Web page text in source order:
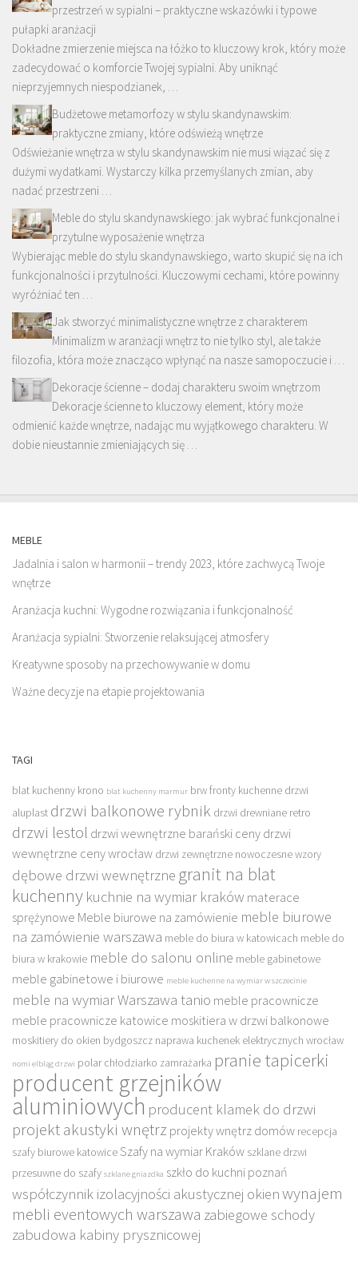
przestrzeń w sypialni – praktyczne wskazówki i typowe
pułapki aranżacji
Dokładne zmierzenie miejsca na łóżko to kluczowy krok, który może
zadecydować o komforcie Twojej sypialni. Aby uniknąć
nieprzyjemnych niespodzianek, …
Budżetowe metamorfozy w stylu skandynawskim:
praktyczne zmiany, które odświeżą wnętrze
Odświeżanie wnętrza w stylu skandynawskim nie musi wiązać się z
dużymi wydatkami. Wystarczy kilka przemyślanych zmian, aby
nadać przestrzeni …
Meble do stylu skandynawskiego: jak wybrać funkcjonalne i
przytulne wyposażenie wnętrza
Wybierając meble do stylu skandynawskiego, warto skupić się na ich
funkcjonalności i przytulności. Kluczowymi cechami, które powinny
wyróżniać ten …
Jak stworzyć minimalistyczne wnętrze z charakterem
Minimalizm w aranżacji wnętrz to nie tylko styl, ale także
filozofia, która może znacząco wpłynąć na nasze samopoczucie i …
Dekoracje ścienne – dodaj charakteru swoim wnętrzom
Dekoracje ścienne to kluczowy element, który może
odmienić każde wnętrze, nadając mu wyjątkowego charakteru. W
dobie nieustannie zmieniających się …
MEBLE
Jadalnia i salon w harmonii – trendy 2023, które zachwycą Twoje
wnętrze
Aranżacja kuchni: Wygodne rozwiązania i funkcjonalność
Aranżacja sypialni: Stworzenie relaksującej atmosfery
Kreatywne sposoby na przechowywanie w domu
Ważne decyzje na etapie projektowania
TAGI
blat kuchenny krono blat kuchenny marmur brw fronty kuchenne drzwi
aluplast drzwi balkonowe rybnik drzwi drewniane retro
drzwi lestol drzwi wewnętrzne barański ceny drzwi
wewnętrzne ceny wrocław drzwi zewnętrzne nowoczesne wzory
dębowe drzwi wewnętrzne granit na blat
kuchenny kuchnie na wymiar kraków materace
sprężynowe Meble biurowe na zamówienie meble biurowe
na zamówienie warszawa meble do biura w katowicach meble do
biura w krakowie meble do salonu online meble gabinetowe
meble gabinetowe i biurowe meble kuchenne na wymiar w szczecinie
meble na wymiar Warszawa tanio meble pracownicze
meble pracownicze katowice moskitiera w drzwi balkonowe
moskitiery do okien bydgoszcz naprawa kuchenek elektrycznych wrocław
nomi elbląg drzwi polar chłodziarko zamrażarka pranie tapicerki
producent grzejników
aluminiowych producent klamek do drzwi
projekt akustyki wnętrz projekty wnętrz domów recepcja
szafy biurowe katowiceSzafy na wymiar Kraków szklane drzwi
przesuwne do szafy szklane gniazdka szkło do kuchni poznań
współczynnik izolacyjności akustycznej okienwynajem
mebli eventowych warszawa zabiegowe schody
zabudowa kabiny prysznicowej